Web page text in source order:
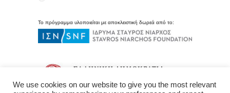
Το πρόγραμμα υλοποιείται με αποκλειστική δωρεά από το:
We use cookies on our website to give you the most relevant